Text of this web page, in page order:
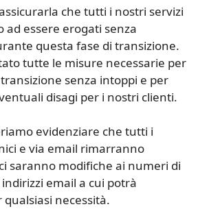
che tutti i nostri servizi
essere erogati senza
questa fase di transizione.
tutte le misure necessarie per
senza intoppi e per
disagi per i nostri clienti.
evidenziare che tutti i
e via email rimarranno
saranno modifiche ai numeri di
email a cui potrà
necessità.